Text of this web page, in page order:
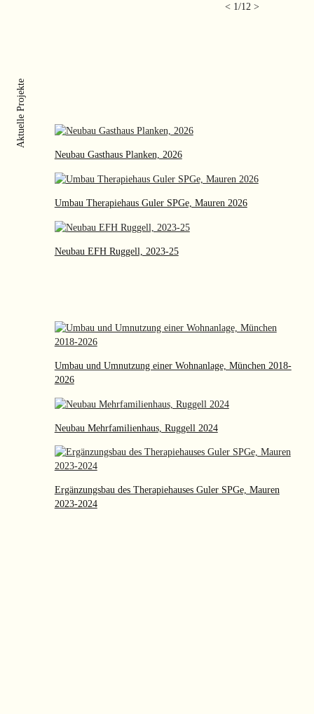
< 1/12 >
Aktuelle Projekte
Neubau Gasthaus Planken, 2026
Umbau Therapiehaus Guler SPGe, Mauren 2026
Neubau EFH Ruggell, 2023-25
Umbau und Umnutzung einer Wohnanlage, München 2018-
2026
Neubau Mehrfamilienhaus, Ruggell 2024
Ergänzungsbau des Therapiehauses Guler SPGe, Mauren
2023-2024